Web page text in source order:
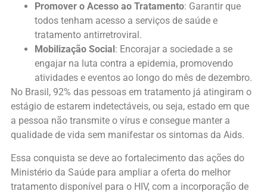
Promover o Acesso ao Tratamento: Garantir que
todos tenham acesso a serviços de saúde e
tratamento antirretroviral.
Mobilização Social : Encorajar a sociedade a se
engajar na luta contra a epidemia, promovendo
atividades e eventos ao longo do mês de dezembro.
No Brasil, 92% das pessoas em tratamento já atingiram o
estágio de estarem indetectáveis, ou seja, estado em que
a pessoa não transmite o vírus e consegue manter a
qualidade de vida sem manifestar os sintomas da Aids.
Essa conquista se deve ao fortalecimento das ações do
Ministério da Saúde para ampliar a oferta do melhor
tratamento disponível para o HIV, com a incorporação de